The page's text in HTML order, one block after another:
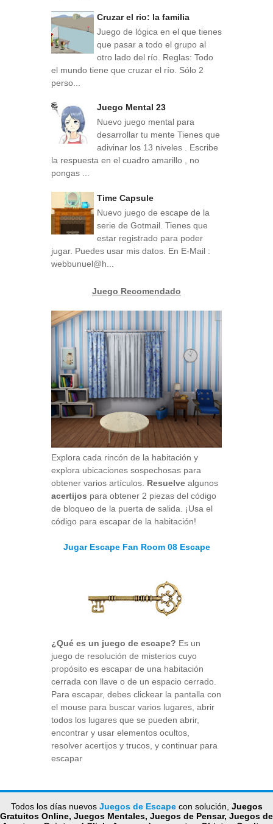
Cruzar el rio: la familia
Juego de lógica en el que tienes
que pasar a todo el grupo al
otro lado del río. Reglas: Todo
el mundo tiene que cruzar el río. Sólo 2
perso...
Juego Mental 23
Nuevo juego mental para
desarrollar tu mente Tienes que
adivinar los 13 niveles . Escribe
la respuesta en el cuadro amarillo , no
pongas ...
Time Capsule
Nuevo juego de escape de la
serie de Gotmail. Tienes que
estar registrado para poder
jugar. Puedes usar mis datos. En E-Mail :
webbunuel@h...
Juego Recomendado
Explora cada rincón de la habitación y
explora ubicaciones sospechosas para
obtener varios artículos. Resuelve algunos
acertijos para obtener 2 piezas del código
de bloqueo de la puerta de salida. ¡Usa el
código para escapar de la habitación!
Jugar Escape Fan Room 08 Escape
¿Qué es un juego de escape? Es un
juego de resolución de misterios cuyo
propósito es escapar de una habitación
cerrada con llave o de un espacio cerrado.
Para escapar, debes clickear la pantalla con
el mouse para buscar varios lugares, abrir
todos los lugares que se pueden abrir,
encontrar y usar elementos ocultos,
resolver acertijos y trucos, y continuar para
escapar
Todos los días nuevos Juegos de Escapecon solución, Juegos
Gratuitos Online, Juegos Mentales, Juegos de Pensar, Juegos de